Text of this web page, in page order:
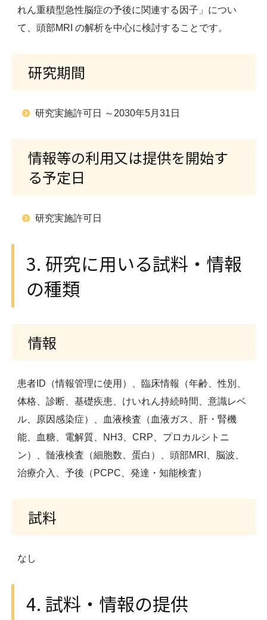
れん重積型急性脳症の予後に関連する因子」につい
て、頭部MRI の解析を中心に検討することです。
研究期間
研究実施許可日 ～2030年5月31日
情報等の利用又は提供を開始す
る予定日
研究実施許可日
3. 研究に用いる試料・情報
の種類
情報
患者ID（情報管理に使用）、臨床情報（年齢、性別、
体格、診断、基礎疾患、けいれん持続時間、意識レベ
ル、原因感染症）、血液検査（血液ガス、肝・腎機
能、血糖、電解質、NH3、CRP、プロカルシトニ
ン）、髄液検査（細胞数、蛋白）、頭部MRI、脳波、
治療介入、予後（PCPC、発達・知能検査）
試料
なし
4. 試料・情報の提供